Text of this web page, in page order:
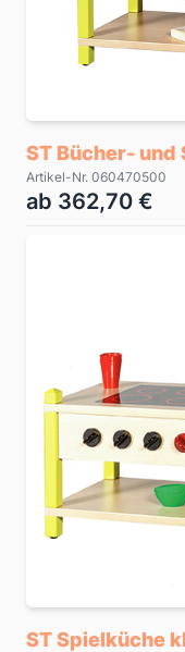
ST Bücher-
Artikel-Nr. 060470500
ab 362,70 €
ST Spielküche